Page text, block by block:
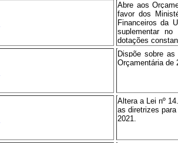
Abre aos
favor dos
Financeiros da
suplementar
dotações
Dispõe sobre
Orçamentária de
Altera a Lei nº
as diretrizes
2021.